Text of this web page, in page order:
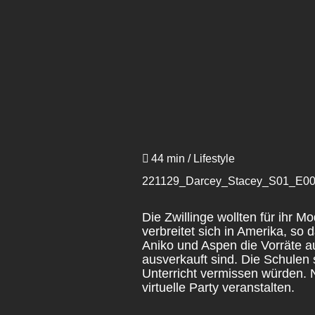
44 min / Lifestyle
Die Zwillinge wollten für ihr
verbreitet sich in Amerika, so
Aniko und Aspen die Vorräte
ausverkauft sind. Die
Unterricht vermissen würden.
virtuelle Party veranstalten.